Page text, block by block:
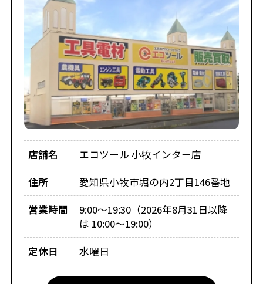
店舗名
エコツール 小牧インター店
住所
愛知県小牧市堀の内2丁目146番地
営業時間
9:00～19:30（2026年8月31日以降
は 10:00～19:00）
定休日
水曜日